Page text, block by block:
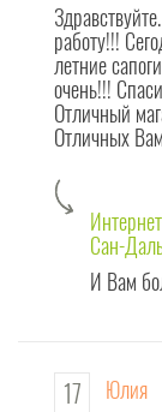
работу!!!
летние
очень!!!
Отличный
Отличных
Сан-
И Вам
17 Юлия